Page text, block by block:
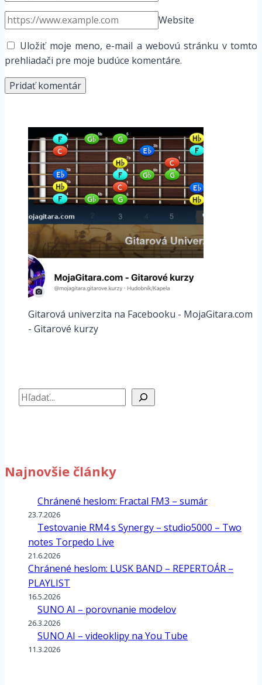
Website
Uložiť moje meno, e-mail a webovú stránku v tomto
prehliadači pre moje budúce komentáre.
Gitarová univerzita na Facebooku - MojaGitara.com
- Gitarové kurzy
Hľadať
Najnovšie články
Chránené heslom: Fractal FM3 – sumár
23.7.2026
Testovanie RM4 s Synergy – studio5000 – Two
notes Torpedo Live
21.6.2026
Chránené heslom: LUSK BAND – REPERTOÁR –
PLAYLIST
16.5.2026
SUNO AI – porovnanie modelov
26.3.2026
SUNO AI – videoklipy na You Tube
11.3.2026